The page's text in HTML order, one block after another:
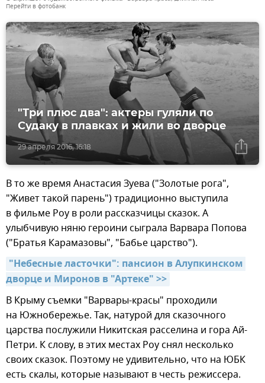
Перейти в фотобанк
29 апреля 2016, 16:18
"Три плюс два": актеры гуляли по
Судаку в плавках и жили во дворце
В то же время Анастасия Зуева ("Золотые рога",
"Живет такой парень") традиционно выступила
в фильме Роу в роли рассказчицы сказок. А
улыбчивую няню героини сыграла Варвара Попова
("Братья Карамазовы", "Бабье царство").
"Небесные ласточки": пансион в Алупкинском
дворце и Миронов в "Артеке" >>
В Крыму съемки "Варвары-красы" проходили
на Южнобережье. Так, натурой для сказочного
царства послужили Никитская расселина и гора Ай-
Петри. К слову, в этих местах Роу снял несколько
своих сказок. Поэтому не удивительно, что на ЮБК
есть скалы, которые называют в честь режиссера.